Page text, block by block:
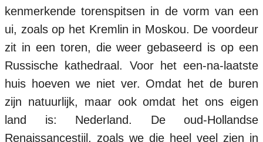
kenmerkende torenspitsen in de vorm van een
ui, zoals op het Kremlin in Moskou. De voordeur
zit in een toren, die weer gebaseerd is op een
Russische kathedraal. Voor het een-na-laatste
huis hoeven we niet ver. Omdat het de buren
zijn natuurlijk, maar ook omdat het ons eigen
land is: Nederland. De oud-Hollandse
Renaissancestijl, zoals we die heel veel zien in